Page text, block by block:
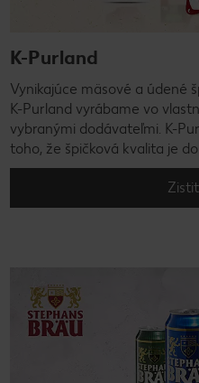
K-Purland
Vynikajúce mäsové a údené
K-Purland vyrábame vo
vybranými dodávateľmi. K-
toho, že špičková kvalita je